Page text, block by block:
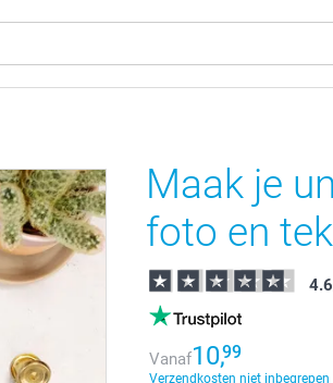
Maak je
foto en
4.6
Vanaf10,99
Verzendkosten niet inbegrepen